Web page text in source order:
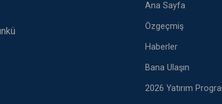
Ana Sayfa
Özgeçmiş
Haberler
Bana Ulaşın
2026 Yatırım